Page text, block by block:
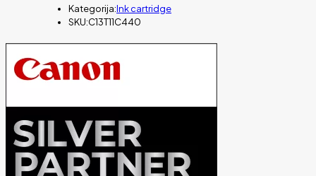
Series
količina
Kategorija:Ink cartridge
SKU:C13T11C440